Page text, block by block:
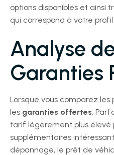
options disponibles et ainsi
qui correspond à votre
Analyse
Garanties
Lorsque vous comparez
les garanties offertes.
tarif légèrement plus élevé
supplémentaires
dépannage, le prêt de